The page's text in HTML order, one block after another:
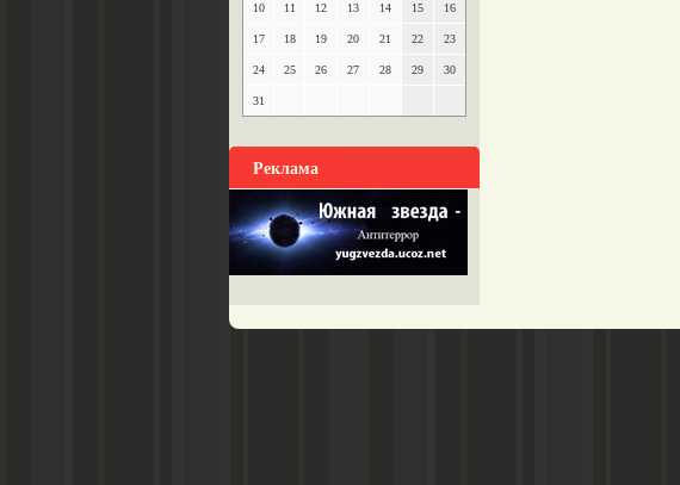
10 11 12 13 14 15 16
17 18 19 20 21 22 23
24 25 26 27 28 29 30
31
Реклама